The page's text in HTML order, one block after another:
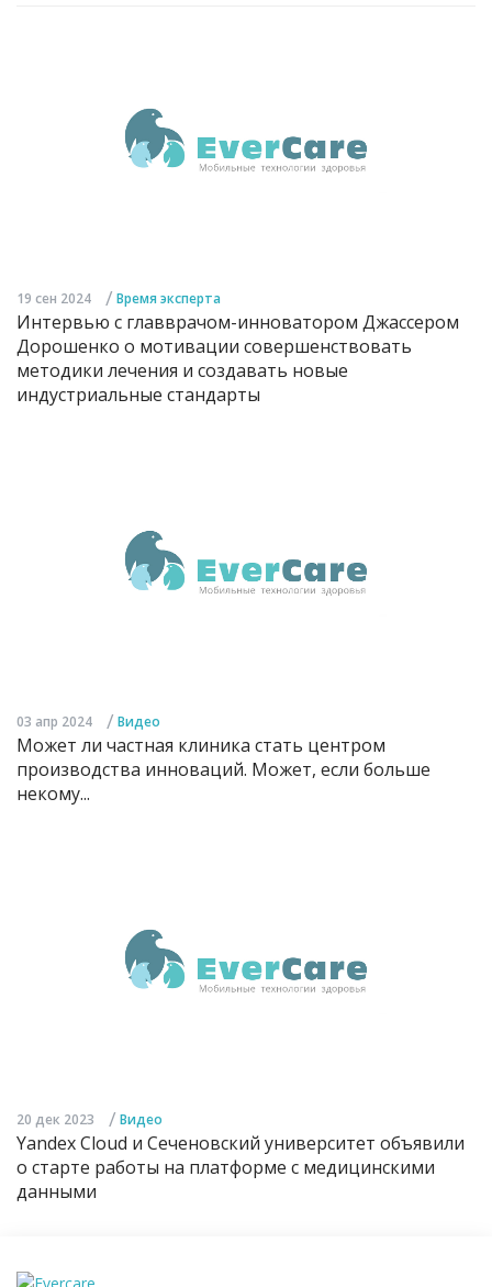
19 сен 2024 / Время эксперта
Интервью с главврачом-инноватором Джассером
Дорошенко о мотивации совершенствовать
методики лечения и создавать новые
индустриальные стандарты
03 апр 2024 / Видео
Может ли частная клиника стать центром
производства инноваций. Может, если больше
некому...
20 дек 2023 / Видео
Yandex Cloud и Сеченовский университет объявили
о старте работы на платформе с медицинскими
данными